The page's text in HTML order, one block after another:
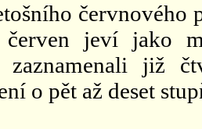
červnového
červen jeví jako
zaznamenali již
o pět až deset